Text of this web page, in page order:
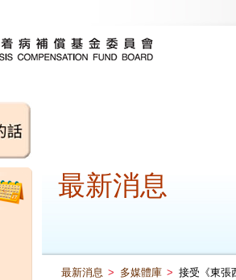
最新消息
最新消息 > 多媒體庫 > 接受《東張